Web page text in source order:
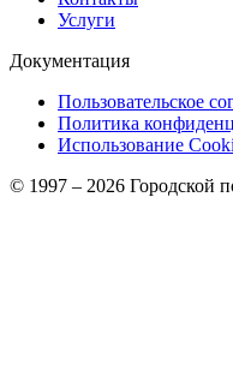
Услуги
Документация
Пользовательское
Политика
Использование
© 1997 – 2026 Городской